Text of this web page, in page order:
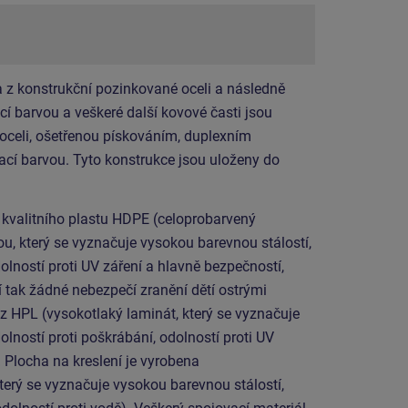
z konstrukční pozinkované oceli a následně
barvou a veškeré další kovové časti jsou
ošetřenou pískováním, duplexním
barvou. Tyto konstrukce jsou uloženy do
plastu HDPE (celoprobarvený
který se vyznačuje vysokou barevnou stálostí,
proti UV záření a hlavně bezpečností,
žádné nebezpečí zranění dětí ostrými
HPL (vysokotlaký laminát, který se vyznačuje
proti poškrábání, odolností proti UV
na kreslení je vyrobena
se vyznačuje vysokou barevnou stálostí,